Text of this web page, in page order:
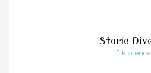
Storie
Florence